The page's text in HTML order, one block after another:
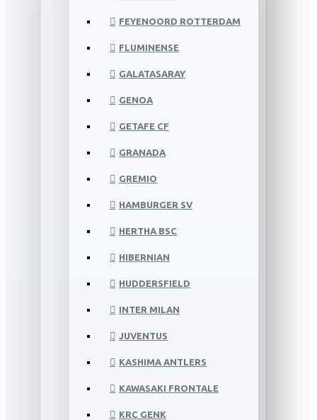
FEYENOORD ROTTERDAM
FLUMINENSE
GALATASARAY
GENOA
GETAFE CF
GRANADA
GREMIO
HAMBURGER SV
HERTHA BSC
HIBERNIAN
HUDDERSFIELD
INTER MILAN
JUVENTUS
KASHIMA ANTLERS
KAWASAKI FRONTALE
KRC GENK